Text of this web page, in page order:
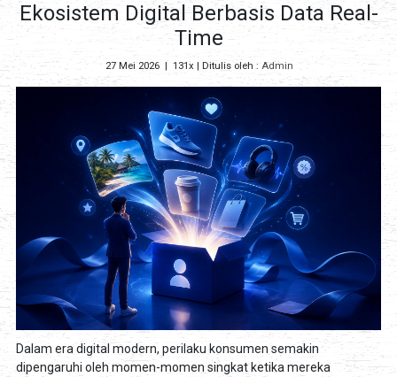
Ekosistem Digital Berbasis Data Real-
Time
27 Mei 2026 131x | Ditulis oleh :Admin
Dalam era digital modern, perilaku konsumen semakin
dipengaruhi oleh momen-momen singkat ketika mereka